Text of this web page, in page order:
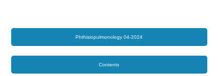
Phthisiopulmonology 04-2024
Contents